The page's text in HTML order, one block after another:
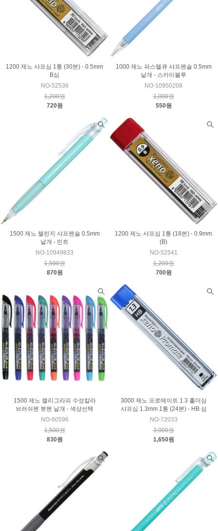
1200 제노 샤프심 1통 (30본) - 0.5mm
B심
NO-52536
1,200원
720원
1000 제노 파스텔큐 샤프펜슬 0.5mm
낱개 - 스카이블루
NO-10950208
1,000원
550원
1500 제노 챌린지 샤프펜슬 0.5mm
낱개 - 민트
NO-10949833
1,500원
870원
1200 제노 샤프심 1통 (18본) - 0.9mm
(B)
NO-52541
1,200원
700원
1500 제노 캘리그라피 수성칼라
브러쉬펜 붓펜 낱개 - 색상선택
NO-60596
1,500원
830원
3000 제노 프로메이트 1.3 홀더심
샤프심 1.3mm 1통 (24본) - HB 심
NO-72033
3,000원
1,650원